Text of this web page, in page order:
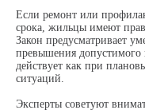
Если ремонт или
срока, жильцы имеют
Закон предусматривает
превышения допустимого
действует как при
ситуаций.
Эксперты советуют